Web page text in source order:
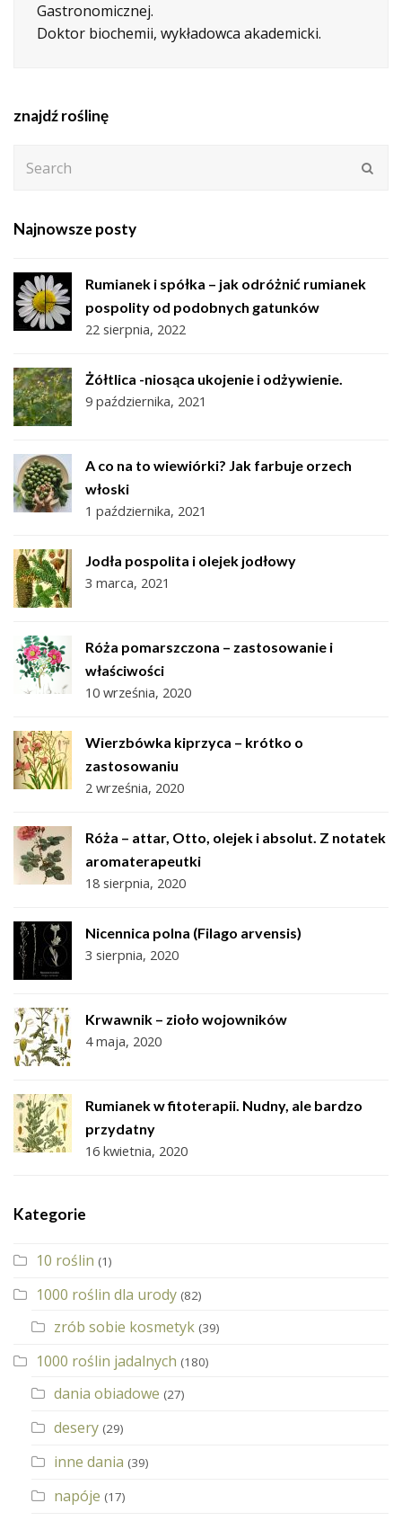
Gastronomicznej.
Doktor biochemii, wykładowca akademicki.
znajdź roślinę
Najnowsze posty
Rumianek i spółka – jak odróżnić rumianek
pospolity od podobnych gatunków
22 sierpnia, 2022
Żółtlica -niosąca ukojenie i odżywienie.
9 października, 2021
A co na to wiewiórki? Jak farbuje orzech
włoski
1 października, 2021
Jodła pospolita i olejek jodłowy
3 marca, 2021
Róża pomarszczona – zastosowanie i
właściwości
10 września, 2020
Wierzbówka kiprzyca – krótko o
zastosowaniu
2 września, 2020
Róża – attar, Otto, olejek i absolut. Z notatek
aromaterapeutki
18 sierpnia, 2020
Nicennica polna (Filago arvensis)
3 sierpnia, 2020
Krwawnik – zioło wojowników
4 maja, 2020
Rumianek w fitoterapii. Nudny, ale bardzo
przydatny
16 kwietnia, 2020
Kategorie
10 roślin (1)
1000 roślin dla urody (82)
zrób sobie kosmetyk (39)
1000 roślin jadalnych (180)
dania obiadowe (27)
desery (29)
inne dania (39)
napóje (17)